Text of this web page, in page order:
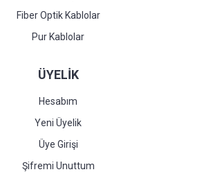
Fiber Optik Kablolar
Pur Kablolar
ÜYELİK
Hesabım
Yeni Üyelik
Üye Girişi
Şifremi Unuttum